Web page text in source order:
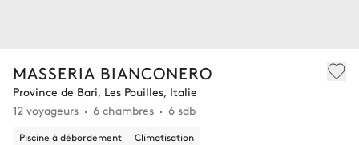
MASSERIA BIANCONERO
Province de Bari, Les Pouilles, Italie
12 voyageurs
6 chambres 6 sdb
Piscine à débordement Climatisation